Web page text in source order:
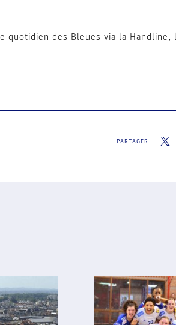
quotidien des Bleues via la Handline,
PARTAGER